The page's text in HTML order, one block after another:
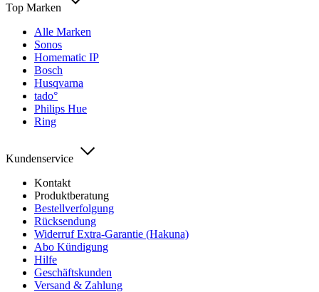
Top Marken
Alle Marken
Sonos
Homematic IP
Bosch
Husqvarna
tado°
Philips Hue
Ring
Kundenservice
Kontakt
Produktberatung
Bestellverfolgung
Rücksendung
Widerruf Extra-Garantie (Hakuna)
Abo Kündigung
Hilfe
Geschäftskunden
Versand & Zahlung